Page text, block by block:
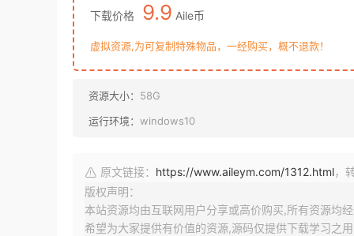
下载价格 9.9 Aile币
虚拟资源,为可复制特殊物品，一经购买，概不退款！
资源大小： 58G
运行环境： windows10
原文链接： https://www.aileym.com/1312.html，
版权声明：
本站资源均由互联网用户分享或高价购买,所有资源均
希望为大家提供有价值的资源,源码仅提供下载学习之